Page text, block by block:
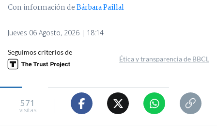
Con información deBárbara Paillal
Jueves 06 Agosto, 2026 | 18:14
Seguimos criterios de
Ética y transparencia de BBCL
571
visitas